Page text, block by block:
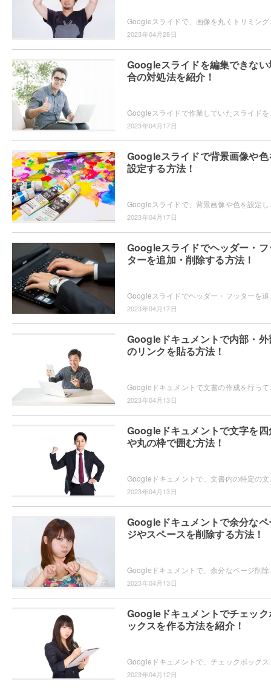
2023年04月28日
Googleスライドを編集できない
合の対処法を紹介！
2023年04月17日
Googleスライドで背景画像や色
設定する方法！
2023年04月17日
Googleスライドでヘッダー・フ
ターを追加・削除する方法！
2023年04月17日
Googleドキュメントで内部・外
のリンクを貼る方法！
2023年04月13日
Googleドキュメントで文字を四
や丸の枠で囲む方法！
2023年04月13日
Googleドキュメントで余分なペ
ジやスペースを削除する方法！
2023年04月13日
Googleドキュメントでチェック
ックスを作る方法を紹介！
2023年04月12日